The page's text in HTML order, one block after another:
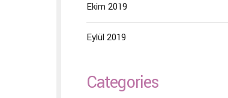
Ekim 2019
Eylül 2019
Categories